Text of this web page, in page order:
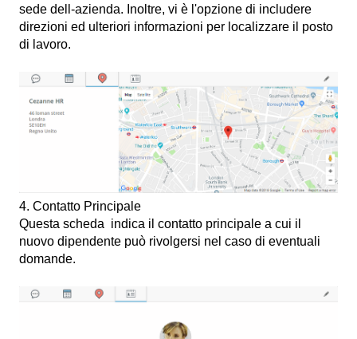
sede dell-azienda. Inoltre, vi è l'opzione di includere
direzioni ed ulteriori informazioni per localizzare il posto
di lavoro.
4. Contatto Principale
Questa scheda indica il contatto principale a cui il
nuovo dipendente può rivolgersi nel caso di eventuali
domande.